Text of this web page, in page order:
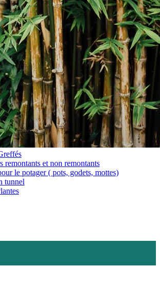
remontants et non remontants
le potager ( pots, godets, mottes)
tunnel